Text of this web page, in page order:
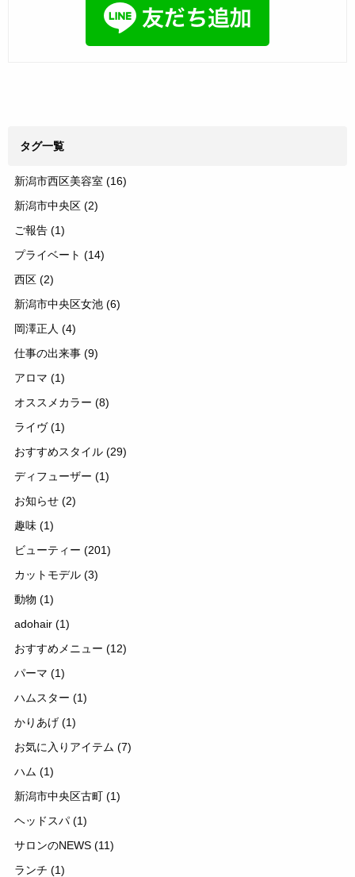
タグ一覧
新潟市西区美容室 (16)
新潟市中央区 (2)
ご報告 (1)
プライベート (14)
西区 (2)
新潟市中央区女池 (6)
岡澤正人 (4)
仕事の出来事 (9)
アロマ (1)
オススメカラー (8)
ライヴ(1)
おすすめスタイル (29)
ディフューザー (1)
お知らせ (2)
趣味 (1)
ビューティー (201)
カットモデル (3)
動物 (1)
adohair (1)
おすすめメニュー (12)
パーマ (1)
ハムスター (1)
かりあげ (1)
お気に入りアイテム (7)
ハム (1)
新潟市中央区古町 (1)
ヘッドスパ (1)
サロンのNEWS (11)
ランチ (1)